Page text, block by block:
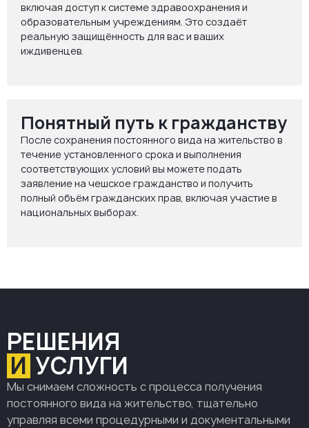
включая доступ к системе здравоохранения и
образовательным учреждениям. Это создаёт
реальную защищённость для вас и ваших
иждивенцев.
Понятный путь к гражданству
После сохранения постоянного вида на жительство в
течение установленного срока и выполнения
соответствующих условий вы можете подать
заявление на чешское гражданство и получить
полный объём гражданских прав, включая участие в
национальных выборах.
РЕШЕНИЯ
И УСЛУГИ
Мы снимаем сложность с процесса получения
постоянного вида на жительство, тщательно
управляя всеми процедурными и документальными